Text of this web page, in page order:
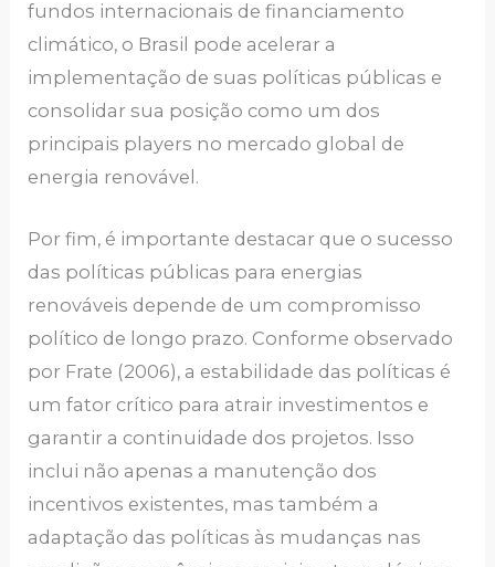
fundos internacionais de financiamento
climático, o Brasil pode acelerar a
implementação de suas políticas públicas e
consolidar sua posição como um dos
principais players no mercado global de
energia renovável.
Por fim, é importante destacar que o sucesso
das políticas públicas para energias
renováveis depende de um compromisso
político de longo prazo. Conforme observado
por Frate (2006), a estabilidade das políticas é
um fator crítico para atrair investimentos e
garantir a continuidade dos projetos. Isso
inclui não apenas a manutenção dos
incentivos existentes, mas também a
adaptação das políticas às mudanças nas